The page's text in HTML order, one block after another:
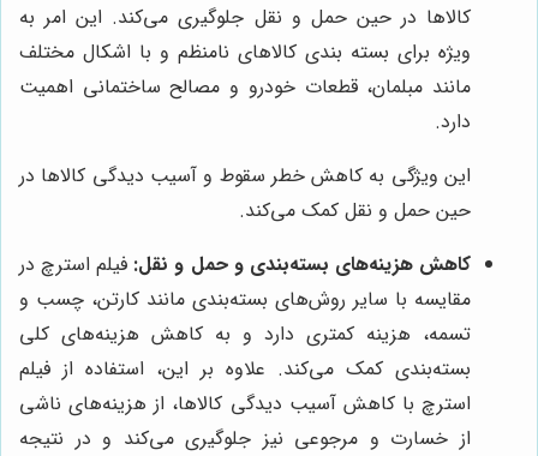
کالاها در حین حمل و نقل جلوگیری می‌کند. این امر به
ویژه برای بسته بندی کالاهای نامنظم و با اشکال مختلف
مانند مبلمان، قطعات خودرو و مصالح ساختمانی اهمیت
دارد.
این ویژگی به کاهش خطر سقوط و آسیب دیدگی کالاها در
حین حمل و نقل کمک می‌کند.
کاهش هزینه‌های بسته‌بندی و حمل و نقل: فیلم استرچ در
مقایسه با سایر روش‌های بسته‌بندی مانند کارتن، چسب و
تسمه، هزینه کمتری دارد و به کاهش هزینه‌های کلی
بسته‌بندی کمک می‌کند. علاوه بر این، استفاده از فیلم
استرچ با کاهش آسیب دیدگی کالاها، از هزینه‌های ناشی
از خسارت و مرجوعی نیز جلوگیری می‌کند و در نتیجه